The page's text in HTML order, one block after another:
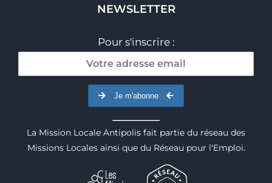
NEWSLETTER
Pour s'inscrire :
Je m'abonne
La Mission Locale Antipolis fait partie du réseau des
Missions Locales ainsi que du Réseau pour l'Emploi.